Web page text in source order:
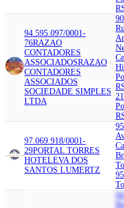
94.595.097/0001-
76RAZAO
CONTADORES
ASSOCIADOSRAZAO
CONTADORES
ASSOCIADOS
SOCIEDADE SIMPLES
LTDA
97.069.918/0001-
29PORTAL TORRES
HOTELEVA DOS
SANTOS LUMERTZ